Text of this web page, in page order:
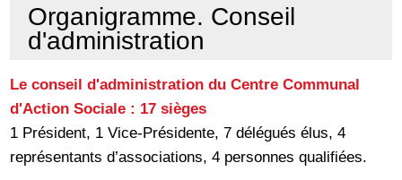
Organigramme. Conseil
d'administration
Le conseil d'administration du Centre Communal
d'Action Sociale : 17 sièges
1 Président, 1 Vice-Présidente, 7 délégués élus, 4
représentants d’associations, 4 personnes qualifiées.